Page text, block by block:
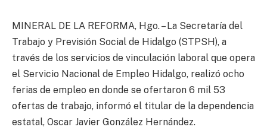
MINERAL DE LA REFORMA, Hgo. – La Secretaría del
Trabajo y Previsión Social de Hidalgo (STPSH), a
través de los servicios de vinculación laboral que opera
el Servicio Nacional de Empleo Hidalgo, realizó ocho
ferias de empleo en donde se ofertaron 6 mil 53
ofertas de trabajo, informó el titular de la dependencia
estatal, Oscar Javier González Hernández.